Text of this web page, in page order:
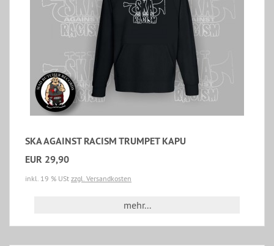
SKA AGAINST RACISM TRUMPET KAPU
EUR 29,90
inkl. 19 % USt zzgl. Versandkosten
mehr...